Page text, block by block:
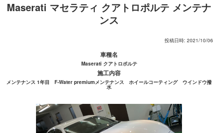
Maserati マセラティ クアトロポルテ メンテナ
ンス
投稿日時: 2021/10/06
車種名
Maserati クアトロポルテ
施工内容
メンテナンス 1年目 F-Water premiumメンテナンス ホイールコーティング ウインドウ撥
水